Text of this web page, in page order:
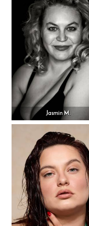
Jasmin M.